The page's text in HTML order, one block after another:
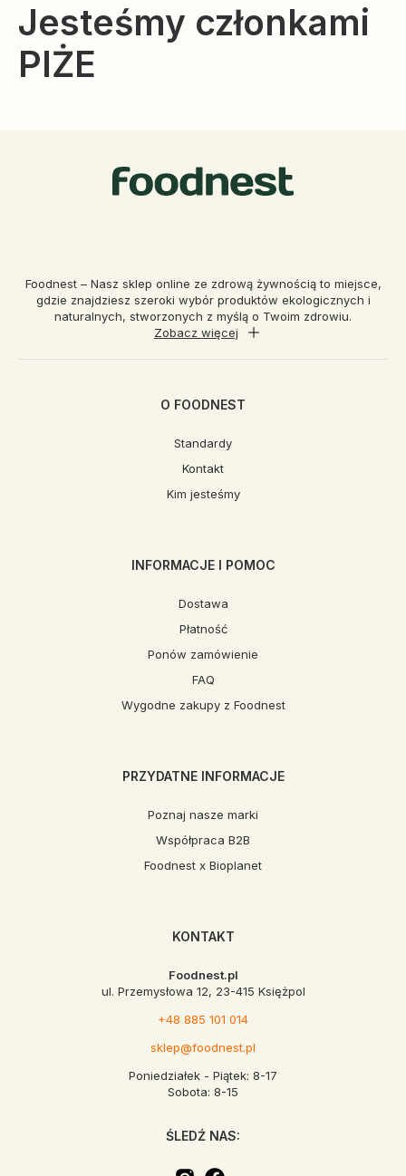
Jesteśmy członkami
PIŻE
Foodnest – Nasz sklep online ze zdrową żywnością to miejsce,
gdzie znajdziesz szeroki wybór produktów ekologicznych i
naturalnych, stworzonych z myślą o Twoim zdrowiu.
Zobacz więcej
O FOODNEST
Standardy
Kontakt
Kim jesteśmy
INFORMACJE I POMOC
Dostawa
Płatność
Ponów zamówienie
FAQ
Wygodne zakupy z Foodnest
PRZYDATNE INFORMACJE
Poznaj nasze marki
Współpraca B2B
Foodnest x Bioplanet
KONTAKT
Foodnest.pl
ul. Przemysłowa 12, 23-415 Księżpol
+48 885 101 014
sklep@foodnest.pl
Poniedziałek - Piątek: 8-17
Sobota: 8-15
ŚLEDŹ NAS: